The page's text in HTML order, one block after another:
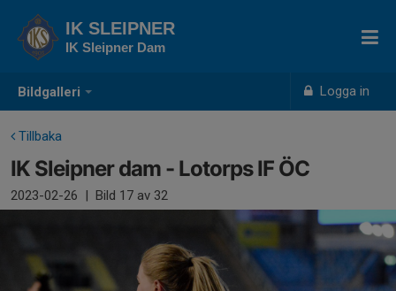
Bildgalleri Logga in
IK SLEIPNER
IK Sleipner Dam
Tillbaka
IK Sleipner dam - Lotorps IF ÖC
2023-02-26 | Bild 17 av 32